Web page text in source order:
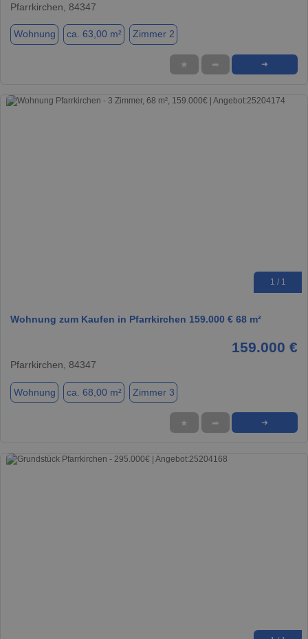
Pfarrkirchen, 84347
Wohnung ca. 63,00 m² Zimmer 2
★ ➦ ➜
1 / 1
Wohnung zum Kaufen in Pfarrkirchen 159.000 € 68 m²
159.000 €
Pfarrkirchen, 84347
Wohnung ca. 68,00 m² Zimmer 3
★ ➦ ➜